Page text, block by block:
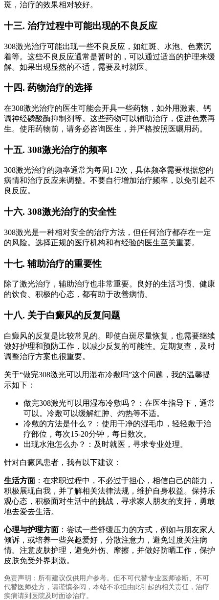
斑，治疗的效果相对较好。
十三. 治疗过程中可能出现的不良反应
308激光治疗可能出现一些不良反应，如红斑、水泡、色素沉
着等。这些不良反应通常是暂时的，可以通过适当的护理来缓
解。如果出现显然的不适，需要及时就医。
十四. 药物治疗的选择
在308激光治疗的医生可能会开具一些药物，如外用激素、钙
调神经磷酸酶抑制剂等。这些药物可以辅助治疗，促进色素再
生。使用药物前，请务必咨询医生，并严格按照医嘱用药。
十五. 308激光治疗的频率
308激光治疗的频率通常为每周1-2次，具体频率需要根据您的
病情和治疗反应来调整。不要自行增加治疗频率，以免引起不
良反应。
十六. 308激光治疗的安全性
308激光是一种相对安全的治疗方法，但任何治疗都存在一定
的风险。选择正规的医疗机构和有经验的医生至关重要。
十七. 辅助治疗的重要性
除了激光治疗，辅助治疗也非常重要。良好的生活习惯、健康
的饮食、积极的心态，都有助于改善病情。
十八. 关于白癜风的反复问题
白癜风的反复是比较常见的。即使白斑尽量恢复，也需要继续
做好护理和预防工作，以减少反复的可能性。定期复查，及时
调整治疗方案也很重要。
关于“做完308激光可以用湿布冷敷吗”这个问题，我的温馨提
示如下：
做完308激光可以用湿布冷敷吗？：在医生指导下，通常
可以。冷敷可以缓解红肿、灼热等不适。
冷敷的方法是什么？：使用干净的湿毛巾，轻轻敷于治
疗部位，每次15-20分钟，每日数次。
出现水泡怎么办？：及时就医，寻求专业处理。
针对白癜风患者，我有以下建议：
生活方面 ：在求职过程中，不必过于担心，相信自己的能力，
积极展现自我，并了解相关法律法规，维护自身权益。保持乐
观心态，积极面对生活中的挑战，寻求家人朋友的支持，勇敢
地去爱去生活。
心理与护理方面 ：尝试一些舒缓压力的方式，例如与朋友家人
倾诉，或培养一些兴趣爱好，分散注意力，避免过度关注病
情。注意皮肤护理，避免外伤、摩擦，并做好防晒工作，保护
皮肤免受外界刺激。
免责声明：所有建议仅供用户参考。但不可代替专业医师诊断、不可
代替医师处方，请谨慎参阅，本站不承担由此引起的相关责任，治疗
疾病请到医院及时面诊治疗。